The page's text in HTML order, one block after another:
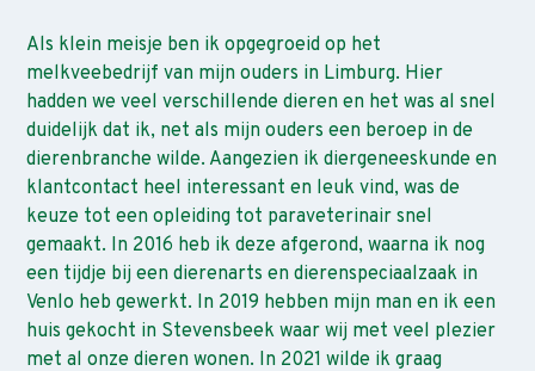
Als klein meisje ben ik opgegroeid op het
melkveebedrijf van mijn ouders in Limburg. Hier
hadden we veel verschillende dieren en het was al snel
duidelijk dat ik, net als mijn ouders een beroep in de
dierenbranche wilde. Aangezien ik diergeneeskunde en
klantcontact heel interessant en leuk vind, was de
keuze tot een opleiding tot paraveterinair snel
gemaakt. In 2016 heb ik deze afgerond, waarna ik nog
een tijdje bij een dierenarts en dierenspeciaalzaak in
Venlo heb gewerkt. In 2019 hebben mijn man en ik een
huis gekocht in Stevensbeek waar wij met veel plezier
met al onze dieren wonen. In 2021 wilde ik graag